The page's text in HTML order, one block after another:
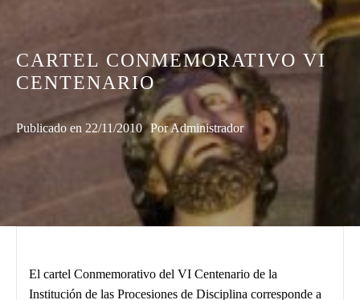
CARTEL CONMEMORATIVO VI
CENTENARIO
Publicado en 22/11/2010 PorAdministrador
El cartel Conmemorativo del VI Centenario de la
Institución de las Procesiones de Disciplina corresponde a